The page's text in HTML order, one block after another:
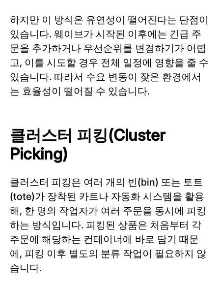
하지만 이 방식은 유연성이 떨어진다는 단점이
있습니다. 웨이브가 시작된 이후에는 긴급 주
문을 추가하거나 우선순위를 변경하기가 어렵
고, 이를 시도할 경우 전체 일정에 영향을 줄 수
있습니다. 따라서 수요 변동이 잦은 환경에서
는 효율성이 떨어질 수 있습니다.
클러스터 피킹(Cluster
Picking)
클러스터 피킹은 여러 개의 빈(bin) 또는 토트
(tote)가 장착된 카트나 자동화 시스템을 활용
해, 한 명의 작업자가 여러 주문을 동시에 피킹
하는 방식입니다. 피킹된 상품은 처음부터 각
주문에 해당하는 컨테이너에 바로 담기 때문
에, 피킹 이후 별도의 분류 작업이 필요하지 않
습니다.